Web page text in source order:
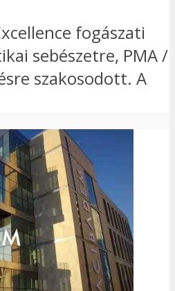
fogászati
sebészetre, PMA /
szakosodott. A